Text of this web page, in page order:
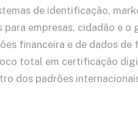
de identificação,
para empresas, cidadão e
financeira e de dados de
total em certificação
dos padrões